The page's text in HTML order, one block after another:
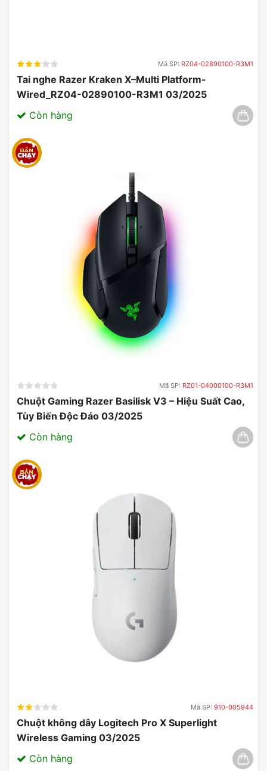
Mã SP: RZ04-02890100-R3M1
Tai nghe Razer Kraken X–Multi Platform-
Wired_RZ04-02890100-R3M1 03/2025
Còn hàng
Mã SP: RZ01-04000100-R3M1
Chuột Gaming Razer Basilisk V3 – Hiệu Suất Cao,
Tùy Biến Độc Đáo 03/2025
Còn hàng
Mã SP: 910-005944
Chuột không dây Logitech Pro X Superlight
Wireless Gaming 03/2025
Còn hàng